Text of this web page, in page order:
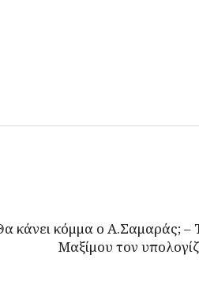
κάνει κόμμα ο Α.Σαμαράς; –
Μαξίμου τον